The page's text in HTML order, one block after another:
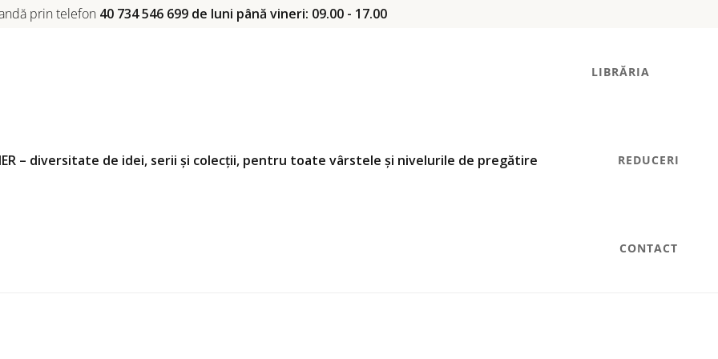
prin telefon 40 734 546 699 de luni până vineri: 09.00 - 17.00
LIBRĂRIA
REDUCERI
CONTACT